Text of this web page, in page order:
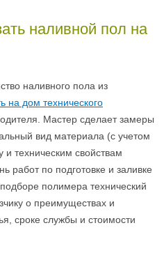
наливной пол на
наливного пола из
на дом технического
Мастер сделает замеры
вид материала (с учетом
и техническим свойствам
работ по подготовке и заливке
полимера технический
о преимуществах и
сроке службы и стоимости